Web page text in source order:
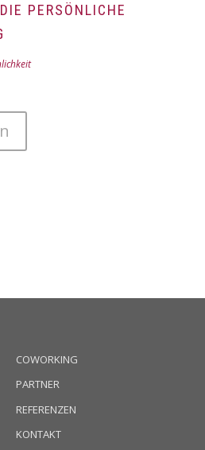
PERSÖNLICHE
COWORKING
PARTNER
REFERENZEN
KONTAKT